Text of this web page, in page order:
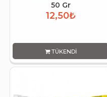
50 Gr
12,50₺
TÜKENDI